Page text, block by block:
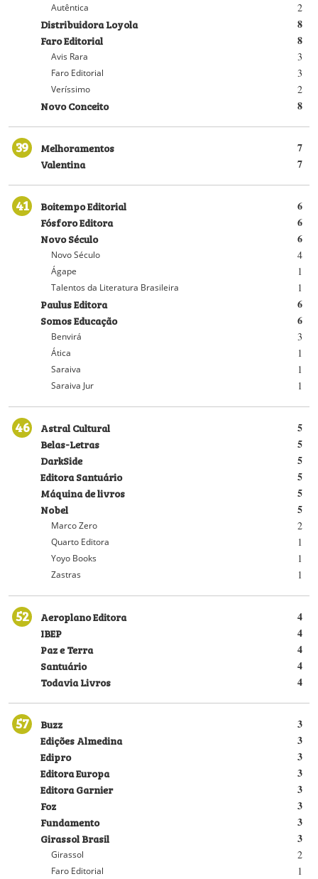
2
Autêntica
8
Distribuidora Loyola
8
Faro Editorial
3
Avis Rara
3
Faro Editorial
2
Veríssimo
8
Novo Conceito
39 7
Melhoramentos
7
Valentina
41 6
Boitempo Editorial
6
Fósforo Editora
6
Novo Século
4
Novo Século
1
Ágape
1
Talentos da Literatura Brasileira
6
Paulus Editora
6
Somos Educação
3
Benvirá
1
Ática
1
Saraiva
1
Saraiva Jur
46 5
Astral Cultural
5
Belas-Letras
5
DarkSide
5
Editora Santuário
5
Máquina de livros
5
Nobel
2
Marco Zero
1
Quarto Editora
1
Yoyo Books
1
Zastras
52 4
Aeroplano Editora
4
IBEP
4
Paz e Terra
4
Santuário
4
Todavia Livros
57 3
Buzz
3
Edições Almedina
3
Edipro
3
Editora Europa
3
Editora Garnier
3
Foz
3
Fundamento
3
Girassol Brasil
2
Girassol
1
Faro Editorial